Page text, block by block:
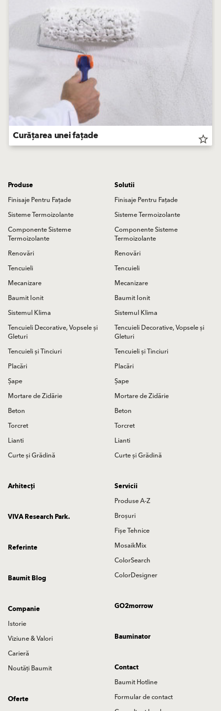
Curățarea unei fațade star_border
Produse
Finisaje Pentru Fațade
Sisteme Termoizolante
Componente Sisteme
Termoizolante
Renovări
Tencuieli
Mecanizare
Baumit Ionit
Sistemul Klima
Tencuieli Decorative, Vopsele și
Gleturi
Tencuieli și Tinciuri
Placări
Șape
Mortare de Zidărie
Beton
Torcret
Lianti
Curte și Grădină
Solutii
Finisaje Pentru Fațade
Sisteme Termoizolante
Componente Sisteme
Termoizolante
Renovări
Tencuieli
Mecanizare
Baumit Ionit
Sistemul Klima
Tencuieli Decorative, Vopsele și
Gleturi
Tencuieli și Tinciuri
Placări
Șape
Mortare de Zidărie
Beton
Torcret
Lianti
Curte și Grădină
Arhitecți
Servicii
Produse A-Z
Broșuri
Fișe Tehnice
MosaikMix
ColorSearch
ColorDesigner
VIVA Research Park.
Referinte
Baumit Blog
GO2morrow
Companie
Istorie
Viziune & Valori
Carieră
Noutăți Baumit
Bauminator
Contact
Baumit Hotline
Formular de contact
Oferte